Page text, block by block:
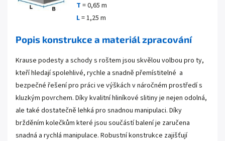
T =0,65 m
L=1,25 m
Popis konstrukce a materiál zpracování
Krause podesty a schody s roštem jsou skvělou volbou pro ty,
kteří hledají spolehlivé, rychle a snadně přemístitelné a
bezpečné řešení pro práci ve výškách v náročném prostředí s
kluzkým povrchem. Díky kvalitní hliníkové slitiny je nejen odolná,
ale také dostatečně lehká pro snadnou manipulaci. Díky
bržděním kolečkům které jsou součástí balení je zaručena
snadná a rychlá manipulace. Robustní konstrukce zajišťují